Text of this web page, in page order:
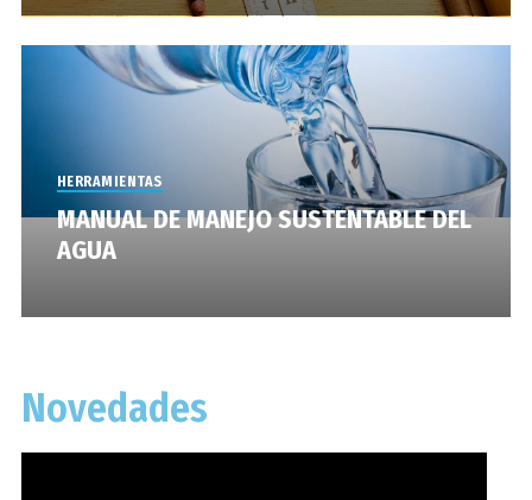
HERRAMIENTAS
MANUAL DE MANEJO SUSTENTABLE DEL
AGUA
Novedades